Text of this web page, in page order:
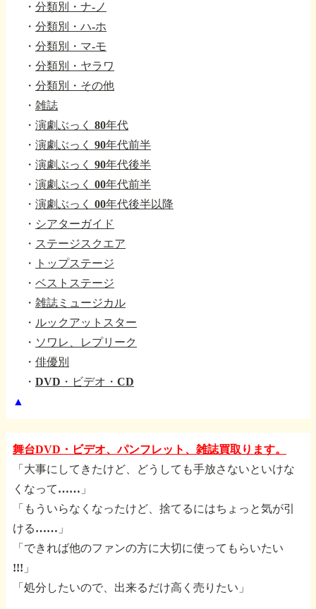
・ 分類別・ナ-ノ
・ 分類別・ハ-ホ
・ 分類別・マ-モ
・ 分類別・ヤラワ
・ 分類別・その他
・ 雑誌
・ 演劇ぶっく 80年代
・ 演劇ぶっく 90年代前半
・ 演劇ぶっく 90年代後半
・ 演劇ぶっく 00年代前半
・ 演劇ぶっく 00年代後半以降
・ シアターガイド
・ ステージスクエア
・
トップステージ
・ ベストステージ
・ 雑誌ミュージカル
・ ルックアットスター
・ ソワレ、レプリーク
・ 俳優別
・ DVD・ビデオ・CD
▲
舞台DVD・ビデオ、パンフレット、雑誌買取ります。
「大事にしてきたけど、どうしても手放さないといけな
くなって……」
「もういらなくなったけど、捨てるにはちょっと気が引
ける……」
「できれば他のファンの方に大切に使ってもらいたい
!!!」
「処分したいので、出来るだけ高く売りたい」